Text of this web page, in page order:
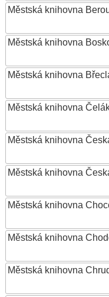
Městská knihovna
Městská knihovna
Městská knihovna
Městská knihovna
Městská knihovna
Městská knihovna
Městská knihovna
Městská knihovna
Městská knihovna